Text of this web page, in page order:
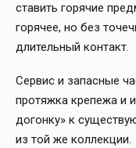
ставить горячие
горячее, но без
длительный контакт.
Сервис и запасные
протяжка крепежа и
догонку» к
из той же коллекции.